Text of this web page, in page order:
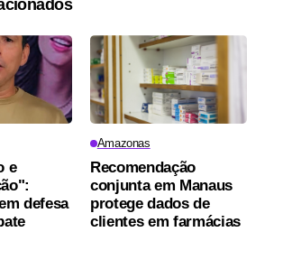
e
defesa
Amazonas
Recomendação
conjunta em Manaus
protege dados de
clientes em farmácias